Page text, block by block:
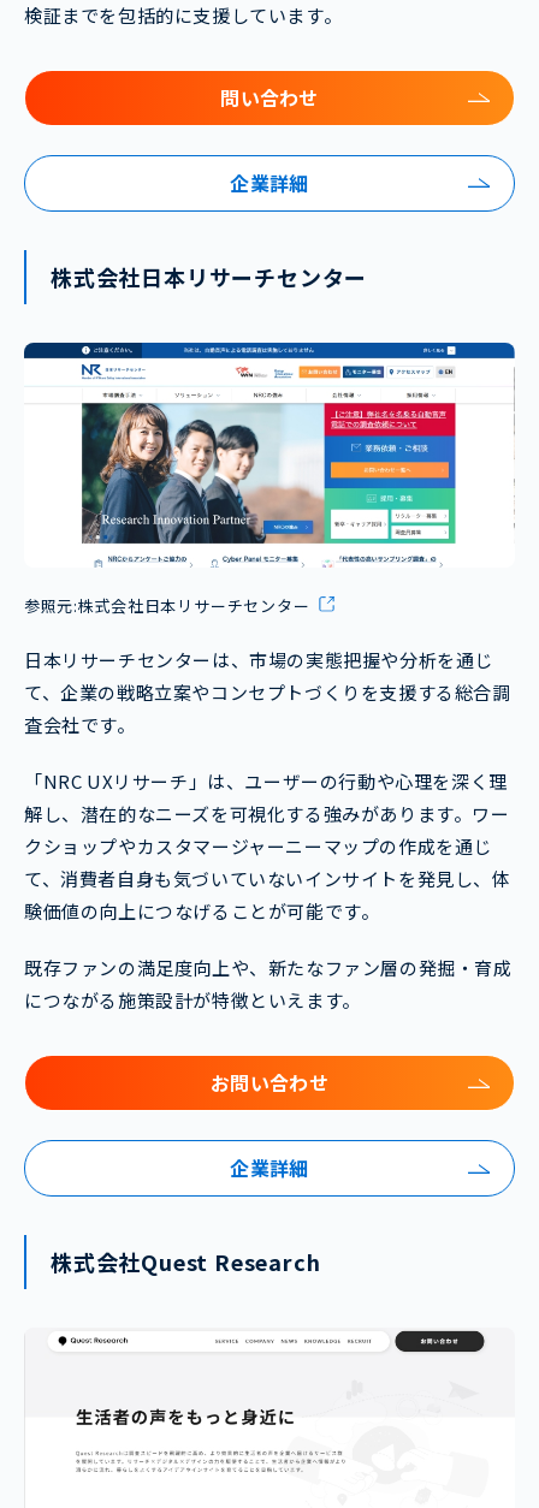
検証までを包括的に支援しています。
問い合わせ
企業詳細
株式会社日本リサーチセンター
参照元:株式会社日本リサーチセンター
日本リサーチセンターは、市場の実態把握や分析を通じ
て、企業の戦略立案やコンセプトづくりを支援する総合調
査会社です。
「NRC UXリサーチ」は、ユーザーの行動や心理を深く理
解し、潜在的なニーズを可視化する強みがあります。ワー
クショップやカスタマージャーニーマップの作成を通じ
て、消費者自身も気づいていないインサイトを発見し、体
験価値の向上につなげることが可能です。
既存ファンの満足度向上や、新たなファン層の発掘・育成
につながる施策設計が特徴といえます。
お問い合わせ
企業詳細
株式会社Quest Research